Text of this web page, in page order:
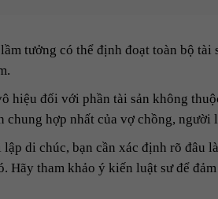
tưởng có thể định đoạt toàn bộ
hiệu đối với phần tài sản không
chung hợp nhất của vợ chồng,
di chúc, bạn cần xác định rõ đâu
Hãy tham khảo ý kiến luật sư để